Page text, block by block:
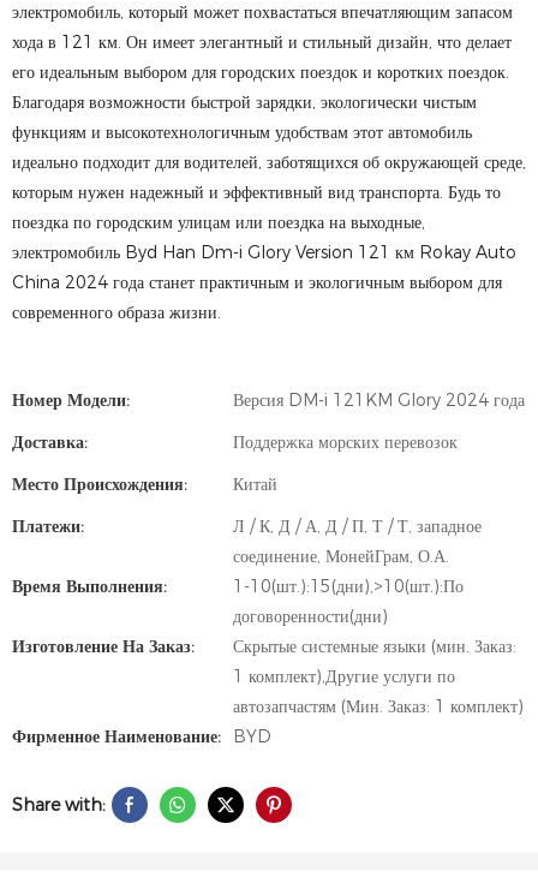
электромобиль, который может похвастаться впечатляющим запасом
хода в 121 км. Он имеет элегантный и стильный дизайн, что делает
его идеальным выбором для городских поездок и коротких поездок.
Благодаря возможности быстрой зарядки, экологически чистым
функциям и высокотехнологичным удобствам этот автомобиль
идеально подходит для водителей, заботящихся об окружающей среде,
которым нужен надежный и эффективный вид транспорта. Будь то
поездка по городским улицам или поездка на выходные,
электромобиль Byd Han Dm-i Glory Version 121 км Rokay Auto
China 2024 года станет практичным и экологичным выбором для
современного образа жизни.
Номер Модели:
Версия DM-i 121KM Glory 2024 года
Доставка:
Поддержка морских перевозок
Место Происхождения:
Китай
Платежи:
Л / К, Д / А, Д / П, Т / Т, западное
соединение, МонейГрам, О.А.
Время Выполнения:
1-10(шт.):15(дни),>10(шт.):По
договоренности(дни)
Изготовление На Заказ:
Скрытые системные языки (мин. Заказ:
1 комплект),Другие услуги по
автозапчастям (Мин. Заказ: 1 комплект)
Фирменное Наименование:
BYD
Share with: